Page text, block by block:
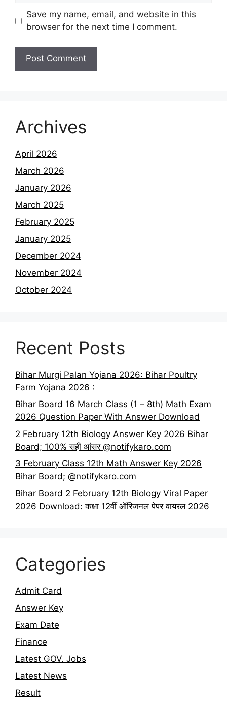
Save my name, email, and website in this
browser for the next time I comment.
Archives
April 2026
March 2026
January 2026
March 2025
February 2025
January 2025
December 2024
November 2024
October 2024
Recent Posts
Bihar Murgi Palan Yojana 2026: Bihar Poultry
Farm Yojana 2026 :
Bihar Board 16 March Class (1 – 8th) Math Exam
2026 Question Paper With Answer Download
2 February 12th Biology Answer Key 2026 Bihar
Board; 100% सही आंसर @notifykaro.com
3 February Class 12th Math Answer Key 2026
Bihar Board; @notifykaro.com
Bihar Board 2 February 12th Biology Viral Paper
2026 Download: कक्षा 12वीं ऑरिजनल पेपर वायरल 2026
Categories
Admit Card
Answer Key
Exam Date
Finance
Latest GOV. Jobs
Latest News
Result